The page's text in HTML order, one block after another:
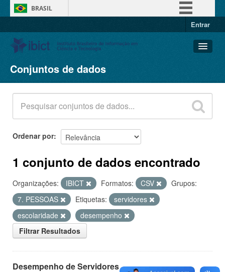
BRASIL
Entrar
Conjuntos de dados
Organizações
Grupos
Sobre
Conjuntos de dados
Ordenar por
1 conjunto de dados encontrado
Organizações: IBICT Formatos: CSV
Grupos:
7. PESSOAS
Etiquetas:
servidores
escolaridade
desempenho
Filtrar Resultados
Desempenho de Servidores